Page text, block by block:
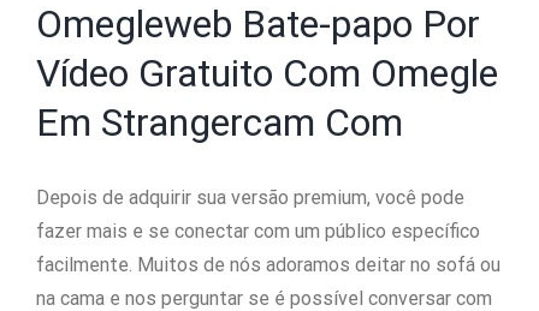
Omegleweb Bate-papo Por
Vídeo Gratuito Com Omegle
Em Strangercam Com
Depois de adquirir sua versão premium, você pode
fazer mais e se conectar com um público específico
facilmente. Muitos de nós adoramos deitar no sofá ou
na cama e nos perguntar se é possível conversar com